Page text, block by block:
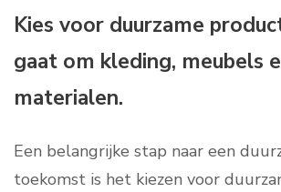
Kies voor duurzame
gaat om kleding, meubels
materialen.
Een belangrijke stap naar een
toekomst is het kiezen voor